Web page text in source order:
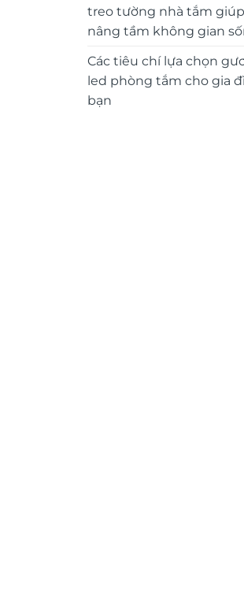
treo tường nhà tắm giúp
nâng tầm không gian
Các tiêu chí lựa chọn
led phòng tắm cho gia
bạn